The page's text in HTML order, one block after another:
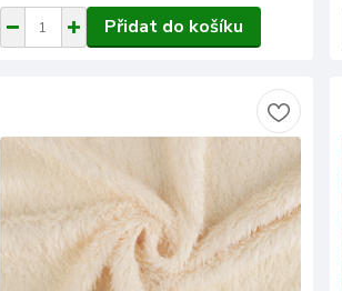
Přidat do košíku